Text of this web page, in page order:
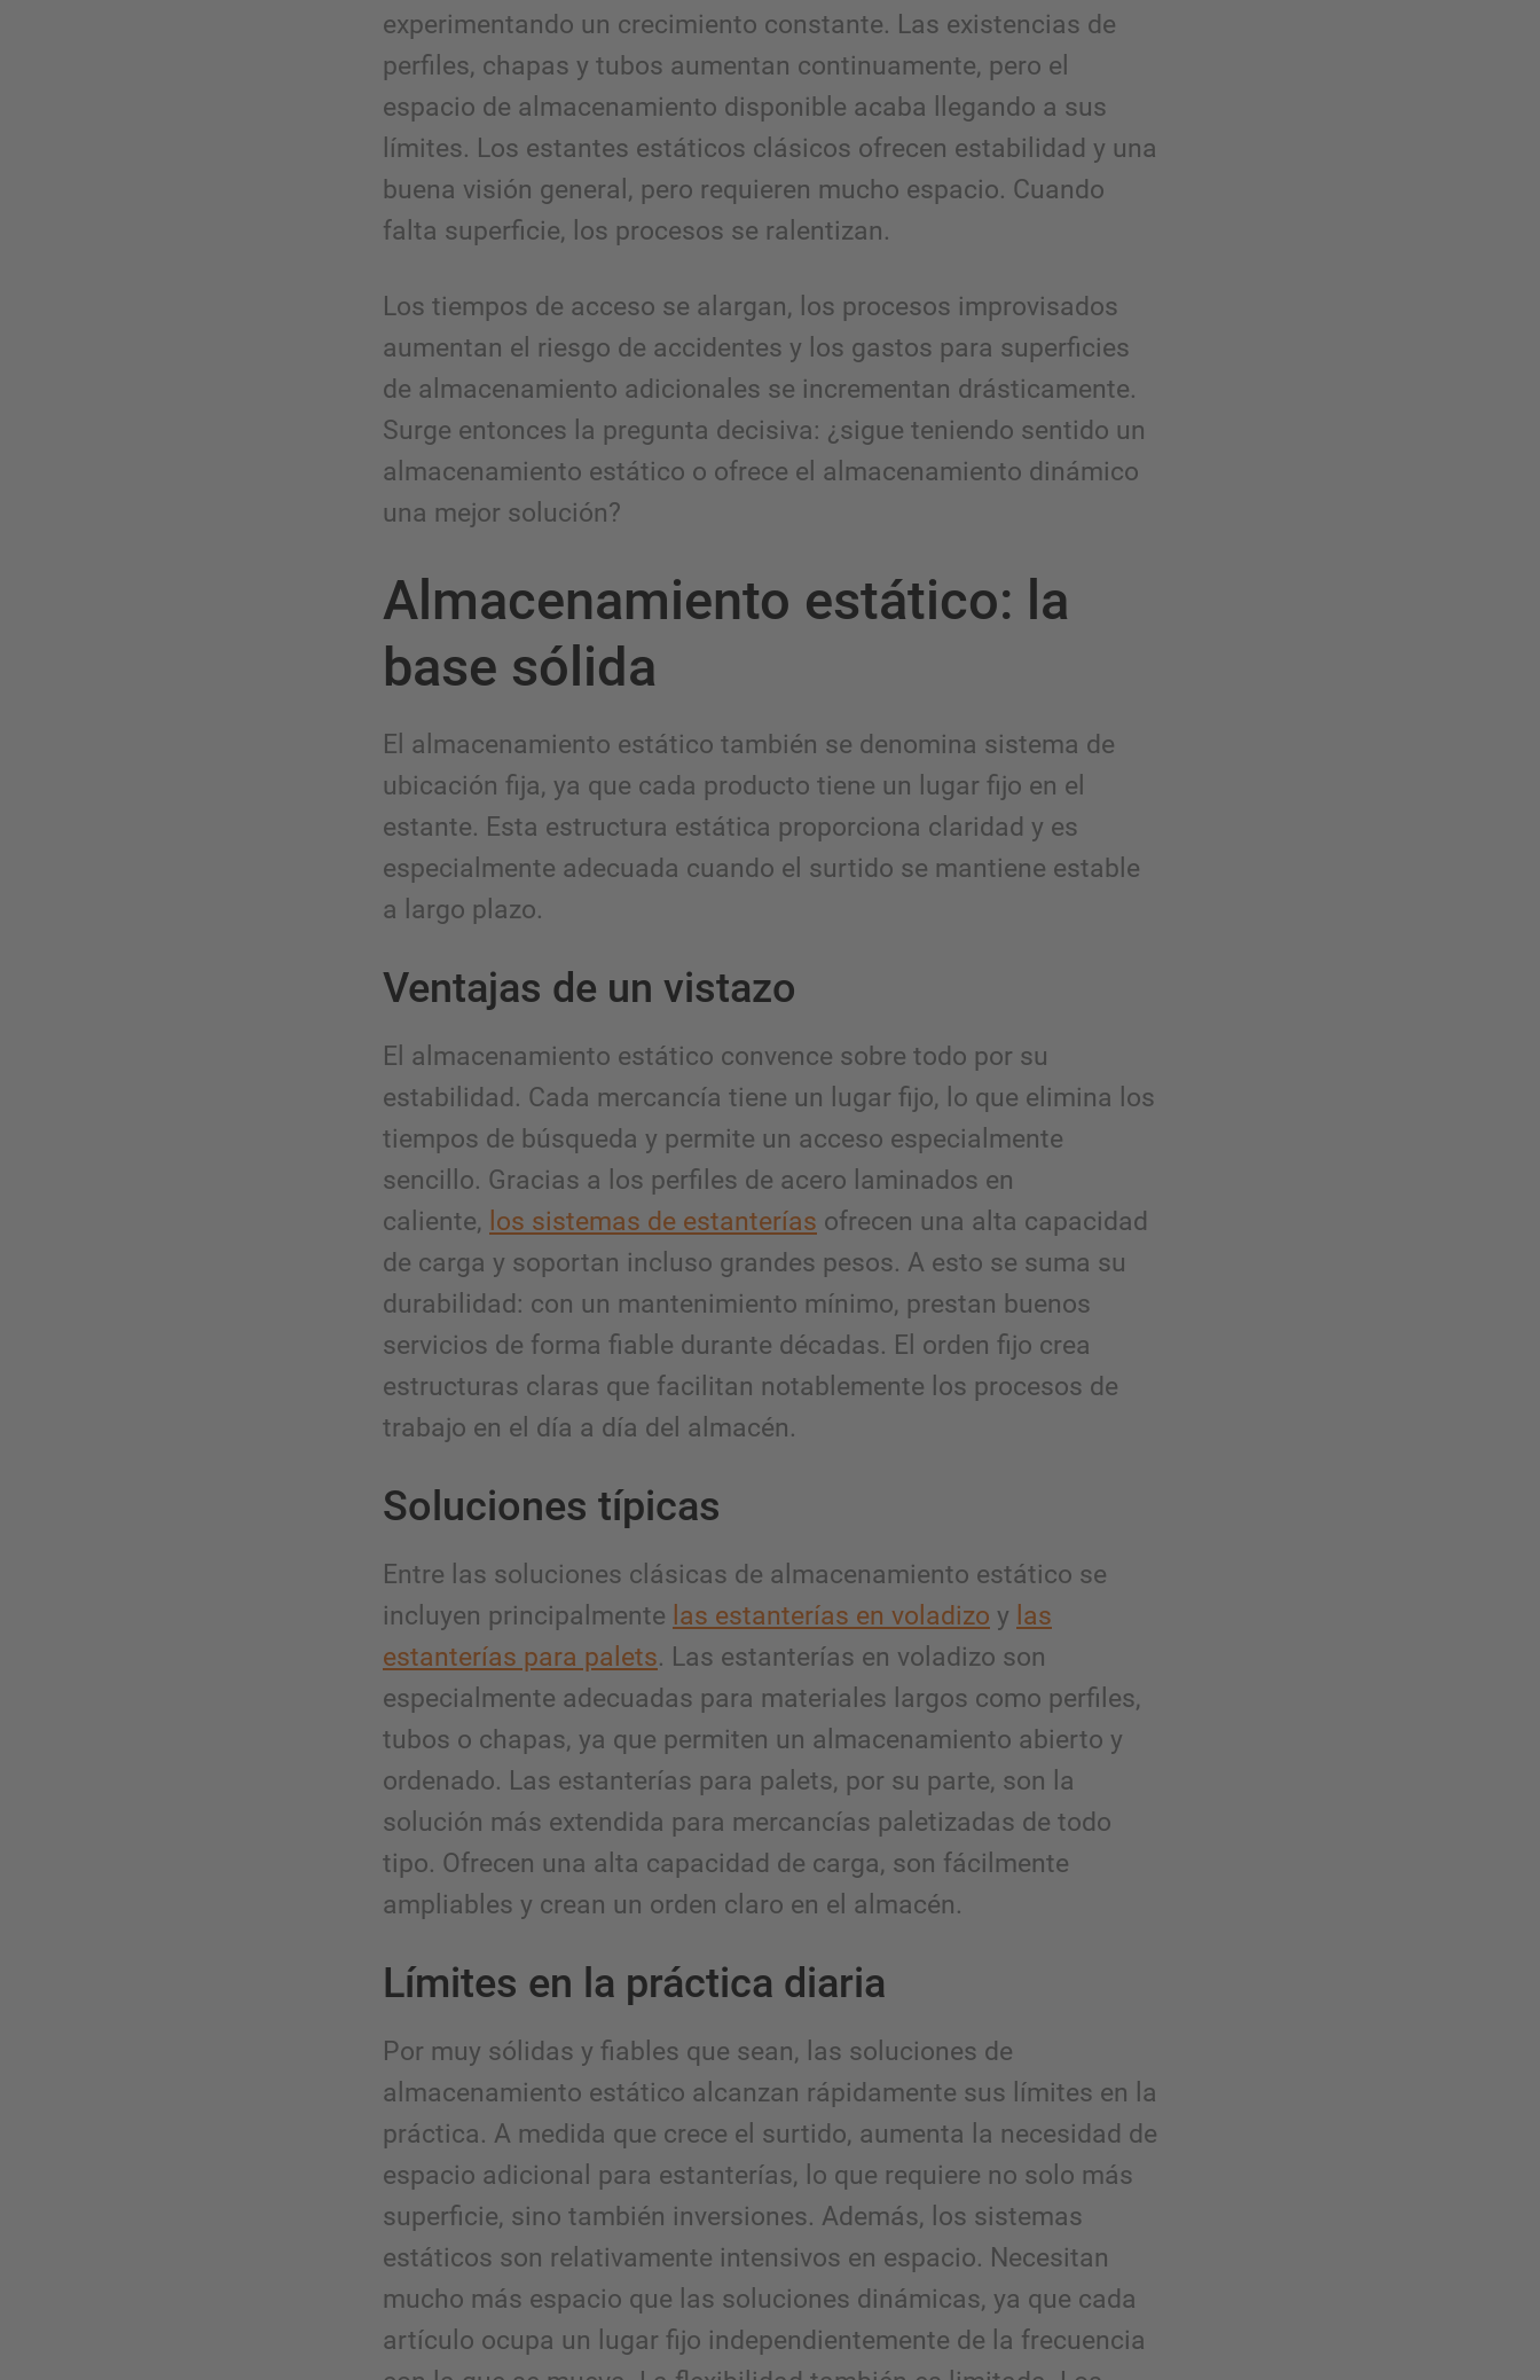
experimentando un crecimiento constante. Las existencias de
perfiles, chapas y tubos aumentan continuamente, pero el
espacio de almacenamiento disponible acaba llegando a sus
límites. Los estantes estáticos clásicos ofrecen estabilidad y una
buena visión general, pero requieren mucho espacio. Cuando
falta superficie, los procesos se ralentizan.
Los tiempos de acceso se alargan, los procesos improvisados
aumentan el riesgo de accidentes y los gastos para superficies
de almacenamiento adicionales se incrementan drásticamente.
Surge entonces la pregunta decisiva: ¿sigue teniendo sentido un
almacenamiento estático o ofrece el almacenamiento dinámico
una mejor solución?
Almacenamiento estático: la
base sólida
El almacenamiento estático también se denomina sistema de
ubicación fija, ya que cada producto tiene un lugar fijo en el
estante. Esta estructura estática proporciona claridad y es
especialmente adecuada cuando el surtido se mantiene estable
a largo plazo.
Ventajas de un vistazo
El almacenamiento estático convence sobre todo por su
estabilidad. Cada mercancía tiene un lugar fijo, lo que elimina los
tiempos de búsqueda y permite un acceso especialmente
sencillo. Gracias a los perfiles de acero laminados en
caliente, los sistemas de estanterías ofrecen una alta capacidad
de carga y soportan incluso grandes pesos. A esto se suma su
durabilidad: con un mantenimiento mínimo, prestan buenos
servicios de forma fiable durante décadas. El orden fijo crea
estructuras claras que facilitan notablemente los procesos de
trabajo en el día a día del almacén.
Soluciones típicas
Entre las soluciones clásicas de almacenamiento estático se
incluyen principalmente las estanterías en voladizo y las
estanterías para palets. Las estanterías en voladizo son
especialmente adecuadas para materiales largos como perfiles,
tubos o chapas, ya que permiten un almacenamiento abierto y
ordenado. Las estanterías para palets, por su parte, son la
solución más extendida para mercancías paletizadas de todo
tipo. Ofrecen una alta capacidad de carga, son fácilmente
ampliables y crean un orden claro en el almacén.
Límites en la práctica diaria
Por muy sólidas y fiables que sean, las soluciones de
almacenamiento estático alcanzan rápidamente sus límites en la
práctica. A medida que crece el surtido, aumenta la necesidad de
espacio adicional para estanterías, lo que requiere no solo más
superficie, sino también inversiones. Además, los sistemas
estáticos son relativamente intensivos en espacio. Necesitan
mucho más espacio que las soluciones dinámicas, ya que cada
artículo ocupa un lugar fijo independientemente de la frecuencia